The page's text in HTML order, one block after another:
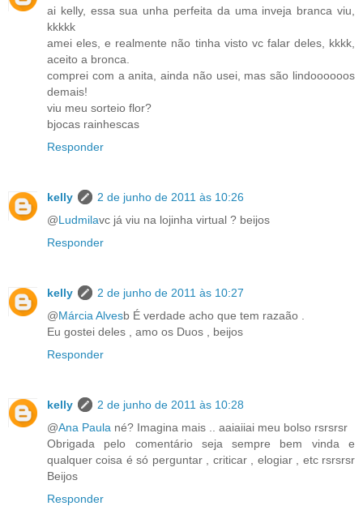
ai kelly, essa sua unha perfeita da uma inveja branca viu,
kkkkk
amei eles, e realmente não tinha visto vc falar deles, kkkk,
aceito a bronca.
comprei com a anita, ainda não usei, mas são lindoooooos
demais!
viu meu sorteio flor?
bjocas rainhescas
Responder
kelly
2 de junho de 2011 às 10:26
@Ludmilavc já viu na lojinha virtual ? beijos
Responder
kelly
2 de junho de 2011 às 10:27
@Márcia Alvesb É verdade acho que tem razaão .
Eu gostei deles , amo os Duos , beijos
Responder
kelly
2 de junho de 2011 às 10:28
@Ana Paula né? Imagina mais .. aaiaiiai meu bolso rsrsrsr
Obrigada pelo comentário seja sempre bem vinda e
qualquer coisa é só perguntar , criticar , elogiar , etc rsrsrsr
Beijos
Responder